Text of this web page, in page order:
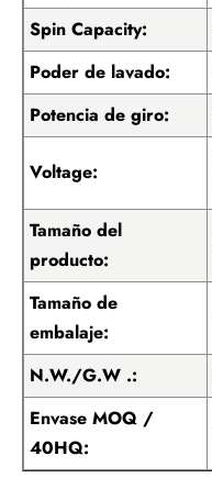
Spin Capacity:
Poder de lavado:
Potencia de giro:
Voltage:
Tamaño del
producto:
Tamaño de
embalaje:
N.W./G.W .:
Envase MOQ /
40HQ: